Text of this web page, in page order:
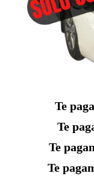
Te
Te
Te
Te